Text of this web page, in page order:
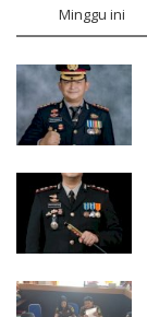
Minggu ini